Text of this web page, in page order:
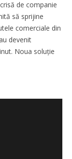
de companie
să sprijine
comerciale din
devenit
Noua soluție